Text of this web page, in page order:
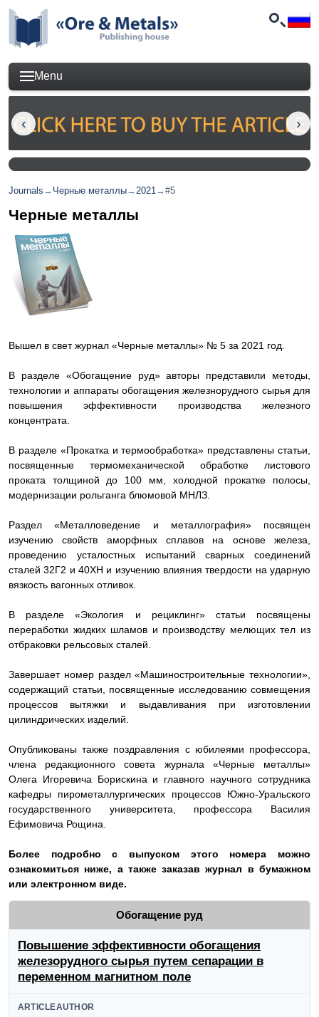
Menu
Journals → Черные металлы→2021→#5
Черные металлы
Вышел в свет журнал «Черные металлы» № 5 за 2021 год.
В разделе «Обогащение руд» авторы представили методы,
технологии и аппараты обогащения железнорудного сырья для
повышения эффективности производства железного
концентрата.
В разделе «Прокатка и термообработка» представлены статьи,
посвященные термомеханической обработке листового
проката толщиной до 100 мм, холодной прокатке полосы,
модернизации рольганга блюмовой МНЛЗ.
Раздел «Металловедение и металлография» посвящен
изучению свойств аморфных сплавов на основе железа,
проведению усталостных испытаний сварных соединений
сталей 32Г2 и 40ХН и изучению влияния твердости на ударную
вязкость вагонных отливок.
В разделе «Экология и рециклинг» статьи посвящены
переработки жидких шламов и производству мелющих тел из
отбраковки рельсовых сталей.
Завершает номер раздел «Машиностроительные технологии»,
содержащий статьи, посвященные исследованию совмещения
процессов вытяжки и выдавливания при изготовлении
цилиндрических изделий.
Опубликованы также поздравления с юбилеями профессора,
члена редакционного совета журнала «Черные металлы»
Олега Игоревича Борискина и главного научного сотрудника
кафедры пирометаллургических процессов Южно-Уральского
государственного университета, профессора Василия
Ефимовича Рощина.
Более подробно с выпуском этого номера можно
ознакомиться ниже, а также заказав журнал в бумажном
или электронном виде.
Обогащение руд
Повышение эффективности обогащения
железорудного сырья путем сепарации в
переменном магнитном поле
ARTICLEAUTHOR